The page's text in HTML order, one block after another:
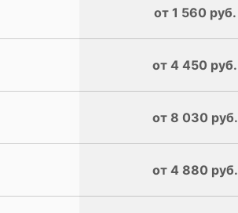
от 1 560 руб.
от 4 450 руб.
от 8 030 руб.
от 4 880 руб.